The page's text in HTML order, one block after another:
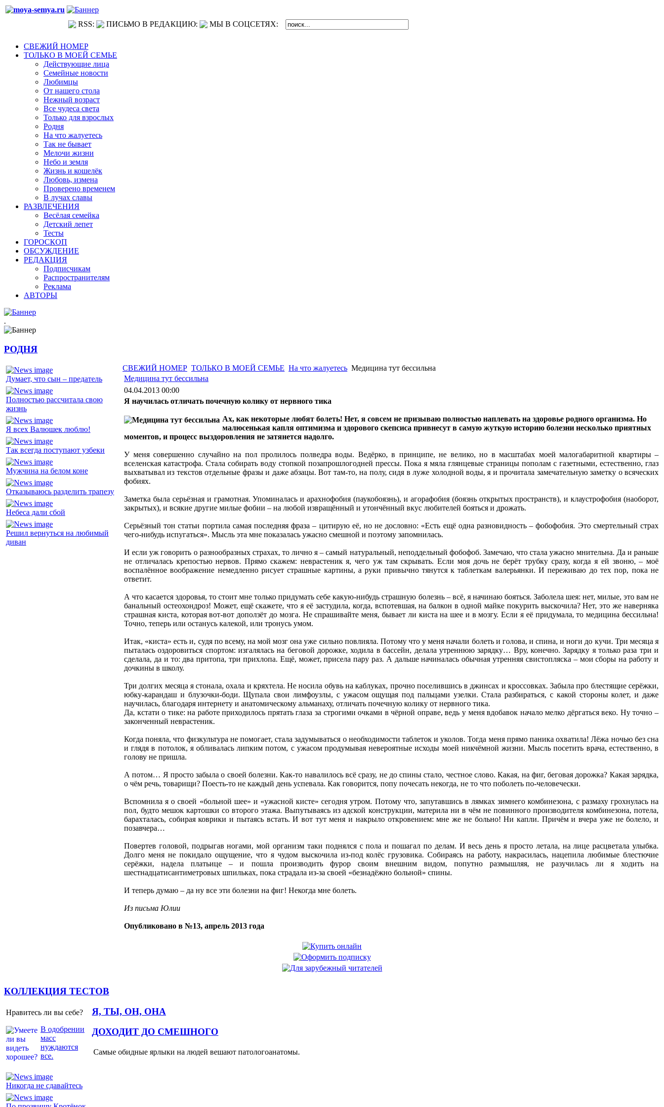
RSS: ПИСЬМО В РЕДАКЦИЮ: МЫ В СОЦСЕТЯХ:
СВЕЖИЙ НОМЕР
ТОЛЬКО В МОЕЙ СЕМЬЕ
Действующие лица
Семейные новости
Любимцы
От нашего стола
Нежный возраст
Все чудеса света
Только для взрослых
Родня
На что жалуетесь
Так не бывает
Мелочи жизни
Небо и земля
Жизнь и кошелёк
Любовь, измена
Проверено временем
В лучах славы
РАЗВЛЕЧЕНИЯ
Весёлая семейка
Детский лепет
Тесты
ГОРОСКОП
ОБСУЖДЕНИЕ
РЕДАКЦИЯ
Подписчикам
Распространителям
Реклама
АВТОРЫ
.
РОДНЯ
Думает, что сын – предатель
Полностью рассчитала свою
жизнь
Я всех Валюшек люблю!
Так всегда поступают узбеки
Мужчина на белом коне
Отказываюсь разделить трапезу
Небеса дали сбой
Решил вернуться на любимый
диван
СВЕЖИЙ НОМЕР ТОЛЬКО В МОЕЙ СЕМЬЕ На что жалуетесь Медицина тут бессильна
Медицина тут бессильна
04.04.2013 00:00
Я научилась отличать почечную колику от нервного тика
Ах, как некоторые любят болеть! Нет, я совсем не призываю полностью наплевать на здоровье родного организма. Но
малюсенькая капля оптимизма и здорового скепсиса привнесут в самую жуткую историю болезни несколько приятных
моментов, и процесс выздоровления не затянется надолго.
У меня совершенно случайно на пол пролилось полведра воды. Ведёрко, в принципе, не велико, но в масштабах моей малогабаритной квартиры –
вселенская катастрофа. Стала собирать воду стопкой позапрошлогодней прессы. Пока я мяла глянцевые страницы пополам с газетными, естественно, глаз
выхватывал из текстов отдельные фразы и даже абзацы. Вот там-то, на полу, сидя в луже холодной воды, я и прочитала замечательную заметку о всяческих
фобиях.
Заметка была серьёзная и грамотная. Упоминалась и арахнофобия (паукобоязнь), и агорафобия (боязнь открытых пространств), и клаустрофобия (наоборот,
закрытых), и всякие другие милые фобии – на любой извращённый и утончённый вкус любителей бояться и дрожать.
Серьёзный тон статьи портила самая последняя фраза – цитирую её, но не дословно: «Есть ещё одна разновидность – фобофобия. Это смертельный страх
чего-нибудь испугаться». Мысль эта мне показалась ужасно смешной и поэтому запомнилась.
И если уж говорить о разнообразных страхах, то лично я – самый натуральный, неподдельный фобофоб. Замечаю, что стала ужасно мнительна. Да и раньше
не отличалась крепостью нервов. Прямо скажем: неврастеник я, чего уж там скрывать. Если моя дочь не берёт трубку сразу, когда я ей звоню, – моё
воспалённое воображение немедленно рисует страшные картины, а руки привычно тянутся к таблеткам валерьянки. И переживаю до тех пор, пока не
ответит.
А что касается здоровья, то стоит мне только придумать себе какую-нибудь страшную болезнь – всё, я начинаю бояться. Заболела шея: нет, милые, это вам не
банальный остеохондроз! Может, ещё скажете, что я её застудила, когда, вспотевшая, на балкон в одной майке покурить выскочила? Нет, это же наверняка
страшная киста, которая вот-вот доползёт до мозга. Не спрашивайте меня, бывает ли киста на шее и в мозгу. Если я её придумала, то медицина бессильна!
Точно, теперь или останусь калекой, или тронусь умом.
Итак, «киста» есть и, судя по всему, на мой мозг она уже сильно повлияла. Потому что у меня начали болеть и голова, и спина, и ноги до кучи. Три месяца я
пыталась оздоровиться спортом: изгалялась на беговой дорожке, ходила в бассейн, делала утреннюю зарядку… Вру, конечно. Зарядку я только раза три и
сделала, да и то: два притопа, три прихлопа. Ещё, может, присела пару раз. А дальше начиналась обычная утренняя свистопляска – мои сборы на работу и
дочкины в школу.
Три долгих месяца я стонала, охала и кряхтела. Не носила обувь на каблуках, прочно поселившись в джинсах и кроссовках. Забыла про блестящие серёжки,
юбку-карандаш и блузочки-боди. Щупала свои лимфоузлы, с ужасом ощущая под пальцами узелки. Стала разбираться, с какой стороны колет, и даже
научилась, благодаря интернету и анатомическому альманаху, отличать почечную колику от нервного тика.
Да, кстати о тике: на работе приходилось прятать глаза за строгими очками в чёрной оправе, ведь у меня вдобавок начало мелко дёргаться веко. Ну точно –
законченный неврастеник.
Когда поняла, что физкультура не помогает, стала задумываться о необходимости таблеток и уколов. Тогда меня прямо паника охватила! Лёжа ночью без сна
и глядя в потолок, я обливалась липким потом, с ужасом продумывая невероятные исходы моей никчёмной жизни. Мысль посетить врача, естественно, в
голову не пришла.
А потом… Я просто забыла о своей болезни. Как-то навалилось всё сразу, не до спины стало, честное слово. Какая, на фиг, беговая дорожка? Какая зарядка,
о чём речь, товарищи? Поесть-то не каждый день успевала. Как говорится, попу почесать некогда, не то что поболеть по-человечески.
Вспомнила я о своей «больной шее» и «ужасной кисте» сегодня утром. Потому что, запутавшись в лямках зимнего комбинезона, с размаху грохнулась на
пол, будто мешок картошки со второго этажа. Выпутываясь из адской конструкции, материла ни в чём не повинного производителя комбинезона, потела,
барахталась, собирая коврики и пытаясь встать. И вот тут меня и накрыло откровением: мне же не больно! Ни капли. Причём и вчера уже не болело, и
позавчера…
Повертев головой, подрыгав ногами, мой организм таки поднялся с пола и пошагал по делам. И весь день я просто летала, на лице расцветала улыбка.
Долго меня не покидало ощущение, что я чудом выскочила из-под колёс грузовика. Собираясь на работу, накрасилась, нацепила любимые блестючие
серёжки, надела платьице – и пошла производить фурор своим внешним видом, попутно размышляя, не разучилась ли я ходить на
шестнадцатисантиметровых шпильках, пока страдала из-за своей «безнадёжно больной» спины.
И теперь думаю – да ну все эти болезни на фиг! Некогда мне болеть.
Из письма Юлии
Опубликовано в №13, апрель 2013 года
КОЛЛЕКЦИЯ ТЕСТОВ
Нравитесь ли вы себе?
В одобрении
масс
нуждаются
все.
Я, ТЫ, ОН, ОНА
Никогда не сдавайтесь
ДОХОДИТ ДО СМЕШНОГО
Самые обидные ярлыки на людей вешают патологоанатомы.